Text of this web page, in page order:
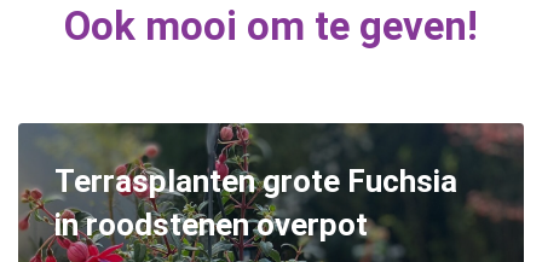
Ook mooi om te geven!
Terrasplanten grote Fuchsia
in roodstenen overpot